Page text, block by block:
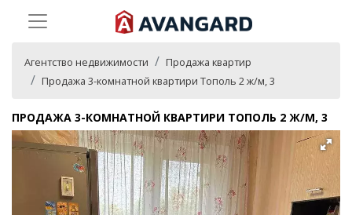
Агентство недвижимости
Продажа квартир
Продажа 3-комнатной квартири Тополь 2 ж/м, 3
ПРОДАЖА 3-КОМНАТНОЙ КВАРТИРИ ТОПОЛЬ 2 Ж/М, 3